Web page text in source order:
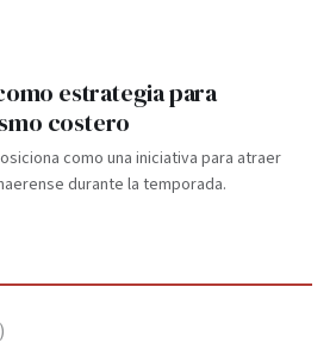
estrategia para
costero
como una iniciativa para atraer
durante la temporada.
)